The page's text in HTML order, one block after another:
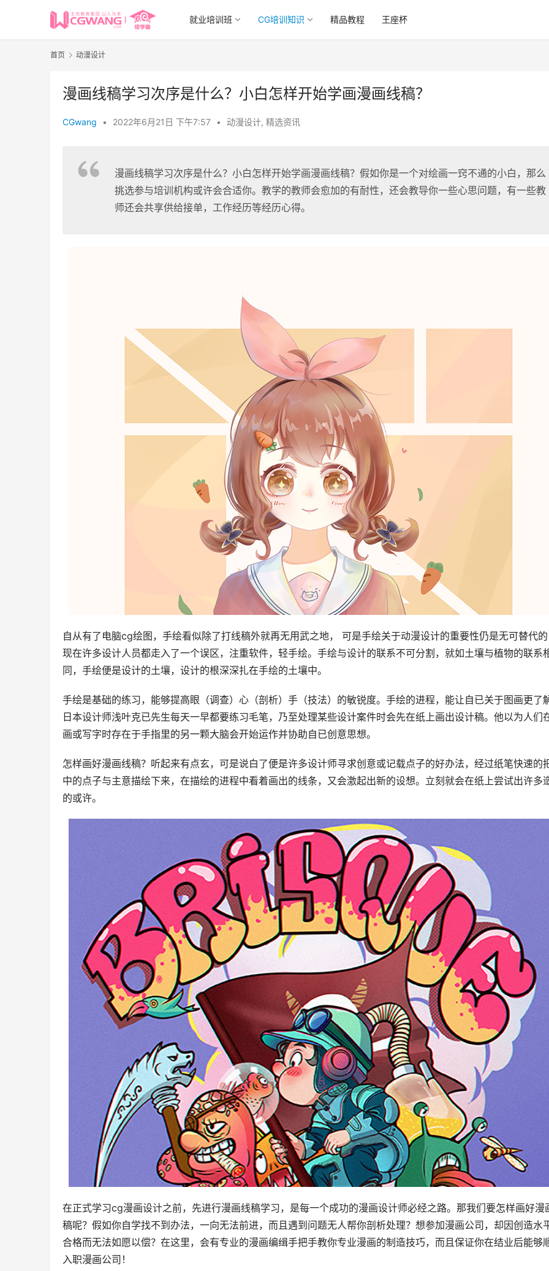
就业培训班 CG培训知识 精品教程 王座杯
首页 动漫设计
漫画线稿学习次序是什么？小白怎样开始学画漫画线稿？
CGwang • 2022年6月21日 下午7:57 • 动漫设计, 精选资讯
漫画线稿学习次序是什么？小白怎样开始学画漫画线稿？假如你是一个对绘画一窍不通的小白，那么
挑选参与培训机构或许会合适你。教学的教师会愈加的有耐性，还会教导你一些心思问题，有一些教
师还会共享供给接单，工作经历等经历心得。
自从有了电脑cg绘图，手绘看似除了打线稿外就再无用武之地， 可是手绘关于动漫设计的重要性仍是无可替代
现在许多设计人员都走入了一个误区，注重软件，轻手绘。手绘与设计的联系不可分割，就如土壤与植物的联系
同，手绘便是设计的土壤，设计的根深深扎在手绘的土壤中。
手绘是基础的练习，能够提高眼（调查）心（剖析）手（技法）的敏锐度。手绘的进程，能让自已关于图画更了
日本设计师浅叶克已先生每天一早都要练习毛笔，乃至处理某些设计案件时会先在纸上画出设计稿。他以为人们
画或写字时存在于手指里的另一颗大脑会开始运作并协助自已创意思想。
怎样画好漫画线稿？听起来有点玄，可是说白了便是许多设计师寻求创意或记载点子的好办法，经过纸笔快速的
中的点子与主意描绘下来，在描绘的进程中看着画出的线条，又会激起出新的设想。立刻就会在纸上尝试出许多
的或许。
在正式学习cg漫画设计之前，先进行漫画线稿学习，是每一个成功的漫画设计师必经之路。那我们要怎样画好漫
稿呢？假如你自学找不到办法，一向无法前进，而且遇到问题无人帮你剖析处理？想参加漫画公司，却因创造水
合格而无法如愿以偿？在这里，会有专业的漫画编缉手把手教你专业漫画的制造技巧，而且保证你在结业后能够
入职漫画公司！